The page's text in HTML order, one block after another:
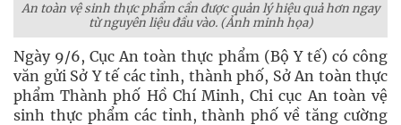
An toàn vệ sinh thực phẩm cần được quản lý hiệu quả hơn ngay
từ nguyên liệu đầu vào. (Ảnh minh họa)
Ngày 9/6, Cục An toàn thực phẩm (Bộ Y tế) có công
văn gửi Sở Y tế các tỉnh, thành phố, Sở An toàn thực
phẩm Thành phố Hồ Chí Minh, Chi cục An toàn vệ
sinh thực phẩm các tỉnh, thành phố về tăng cường